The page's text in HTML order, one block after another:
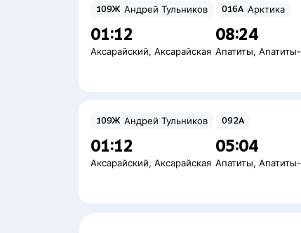
109Ж Андрей Тульников 016А Арктика
01:12
Аксарайский, Аксарайская
08:24
Апатиты,Апатиты-
109Ж Андрей Тульников 092А
01:12
Аксарайский, Аксарайская
05:04
Апатиты,Апатиты-